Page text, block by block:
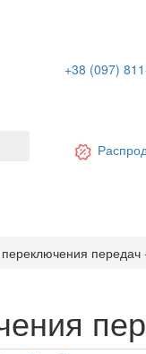
+38 (097)
передач